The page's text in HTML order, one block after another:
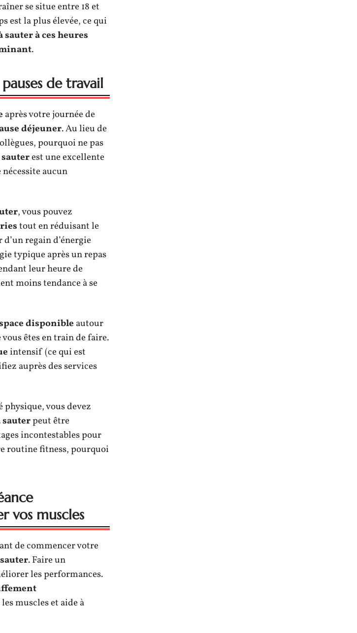
se situe entre 18 et
est la plus élevée, ce qui
sauter à ces heures
.
de travail
après votre journée de
déjeuner. Au lieu de
pourquoi ne pas
est une excellente
aucun
, vous pouvez
tout en réduisant le
regain d’énergie
typique après un repas
leur heure de
moins tendance à se
disponible autour
vous êtes en train de faire.
intensif (ce qui est
auprès des services
vous devez
sauterpeut être
incontestables pour
routine fitness, pourquoi
vos muscles
de commencer votre
. Faire un
les performances.
muscles et aide à